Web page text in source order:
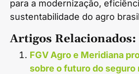
para a modernização,
sustentabilidade do agro
Artigos Relacionados:
FGV Agro e Meridiana
sobre o futuro do seguro